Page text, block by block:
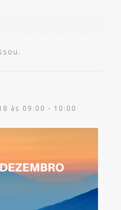
às 09:00 - 10:00